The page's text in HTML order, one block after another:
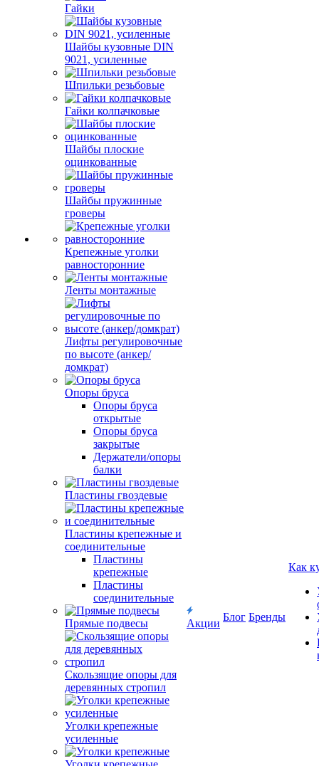
Гайки
Шайбы кузовные DIN
9021, усиленные
Шпильки резьбовые
Гайки колпачковые
Шайбы плоские
оцинкованные
Шайбы пружинные
гроверы
Крепежные уголки
равносторонние
Ленты монтажные
Лифты регулировочные
по высоте (анкер/
домкрат)
Опоры бруса
Опоры бруса
открытые
Опоры бруса
закрытые
Держатели/опоры
балки
Пластины гвоздевые
Пластины крепежные и
соединительные
Пластины
крепежные
Пластины
соединительные
Прямые подвесы
Скользящие опоры для
деревянных стропил
Уголки крепежные
усиленные
Акции
Блог Бренды
Как